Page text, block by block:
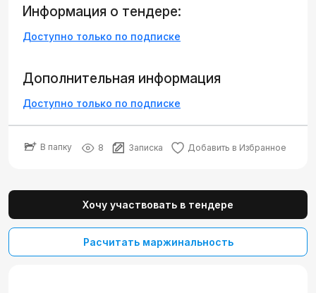
Информация о тендере:
Доступно только по подписке
Дополнительная информация
Доступно только по подписке
В папку 8 Записка Добавить в Избранное
Хочу участвовать в тендере
Расчитать маржинальность